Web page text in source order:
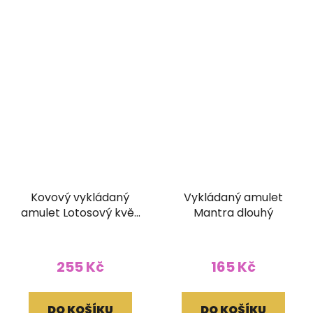
Kovový vykládaný
amulet Lotosový květ
255 Kč
Vykládaný amulet
Mantra dlouhý
165 Kč